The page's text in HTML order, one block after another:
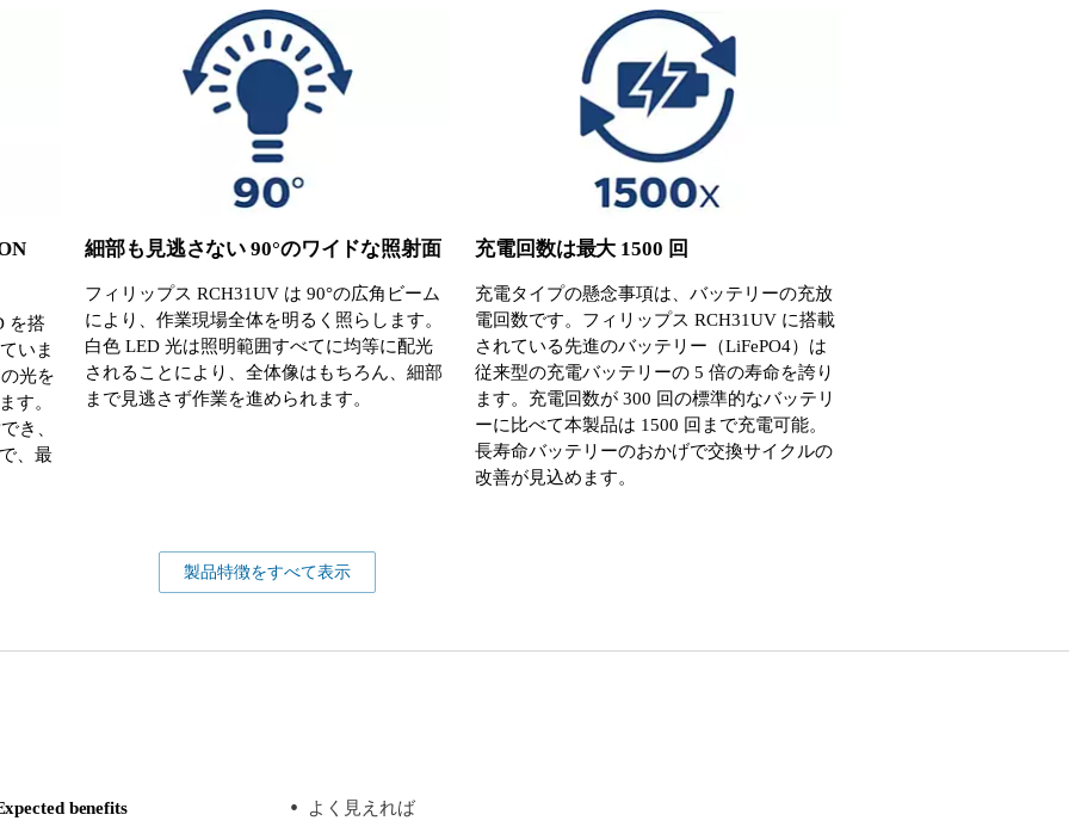
を搭
いま
光を
す。
き、
、最
細部も見逃さない 90°のワイドな照射面
フィリップス RCH31UV は 90°の広角ビーム
により、作業現場全体を明るく照らします。
白色 LED 光は照明範囲すべてに均等に配光
されることにより、全体像はもちろん、細部
まで見逃さず作業を進められます。
充電回数は最大 1500 回
充電タイプの懸念事項は、バッテリーの充放
電回数です。フィリップス RCH31UV に搭載
されている先進のバッテリー（LiFePO4）は
従来型の充電バッテリーの 5 倍の寿命を誇り
ます。充電回数が 300 回の標準的なバッテリ
ーに比べて本製品は 1500 回まで充電可能。
長寿命バッテリーのおかげで交換サイクルの
改善が見込めます。
製品特徴をすべて表示
benefits
よく見えれば